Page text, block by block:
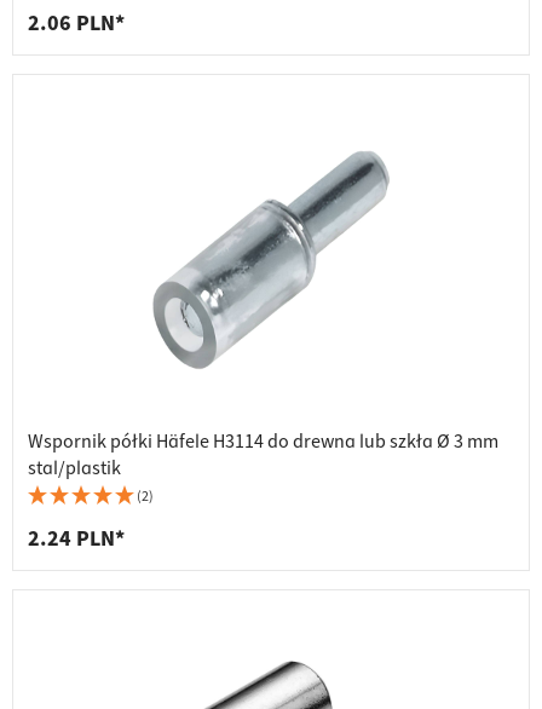
2.06 PLN*
Wspornik półki Häfele H3114 do drewna lub szkła Ø 3 mm
stal/plastik
(2)
2.24 PLN*